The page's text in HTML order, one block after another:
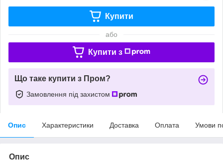
Купити
або
Купити з
Що таке купити з Пром?
Замовлення під захистом
Опис Характеристики Доставка Оплата Умови
Опис